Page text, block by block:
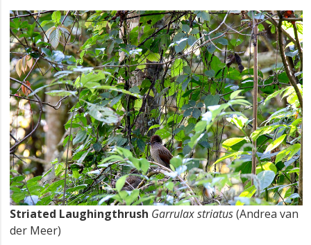
Striated Laughingthrush Garrulax striatus(Andrea van
der Meer)